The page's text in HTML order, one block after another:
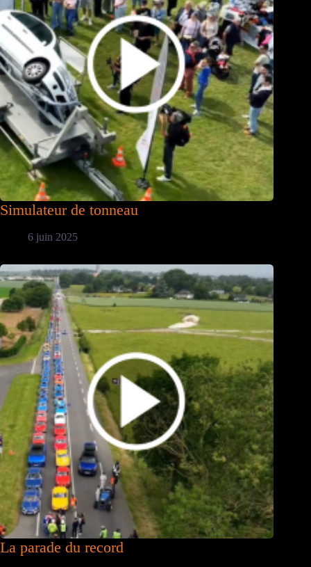
Simulateur de tonneau
6 juin 2025
La parade du record